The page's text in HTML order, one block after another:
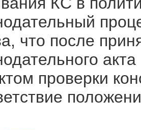
что после
проверки